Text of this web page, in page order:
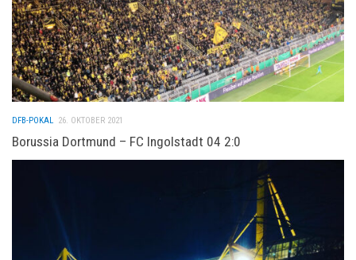
DFB-POKAL 26. OKTOBER 2021
Borussia Dortmund – FC Ingolstadt 04 2:0